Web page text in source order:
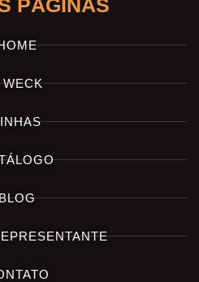
PÁGINAS
WECK